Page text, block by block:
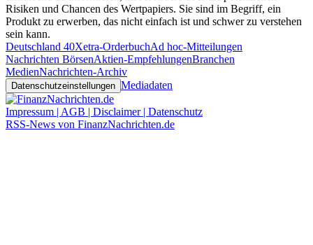
Risiken und Chancen des Wertpapiers. Sie sind im Begriff, ein
Produkt zu erwerben, das nicht einfach ist und schwer zu verstehen
sein kann.
Deutschland 40Xetra-OrderbuchAd hoc-Mitteilungen
Nachrichten BörsenAktien-EmpfehlungenBranchen
MedienNachrichten-Archiv
Datenschutzeinstellungen Mediadaten
Impressum | AGB | Disclaimer | Datenschutz
RSS-News von FinanzNachrichten.de